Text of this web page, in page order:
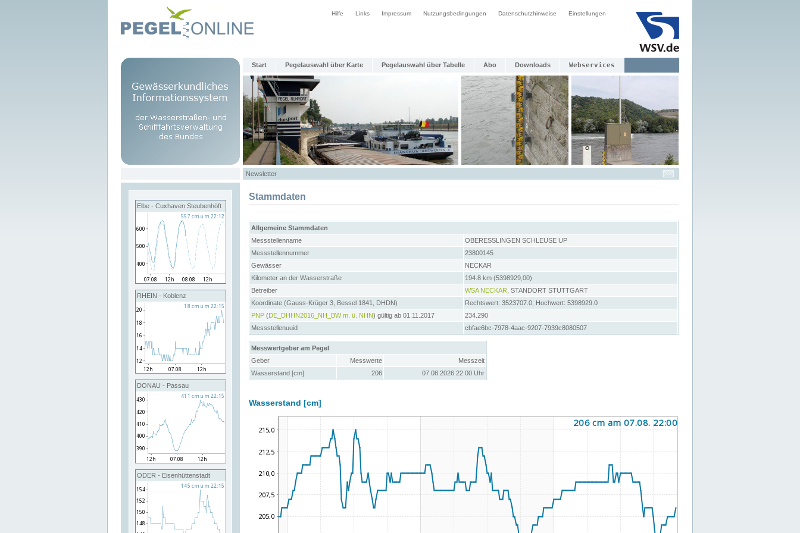
Hilfe Links Impressum Nutzungsbedingungen Datenschutzhinweise Einstellungen
Start Pegelauswahl über Karte Pegelauswahl über Tabelle Abo Downloads Webservices
Newsletter
Elbe - Cuxhaven Steubenhöft
RHEIN - Koblenz
DONAU - Passau
ODER - Eisenhüttenstadt
Stammdaten
Allgemeine Stammdaten
Messstellenname
OBERESSLINGEN SCHLEUSE UP
Messstellennummer
23800145
Gewässer
NECKAR
Kilometer an der Wasserstraße
194.8 km (5398929,00)
Betreiber
WSA NECKAR , STANDORT STUTTGART
Koordinate (Gauss-Krüger 3, Bessel 1841, DHDN)
Rechtswert: 3523707.0; Hochwert: 5398929.0
PNP (DE_DHHN2016_NH_BW m. ü. NHN) gültig ab 01.11.2017
234.290
Messstellenuuid
cbfae6bc-7978-4aac-9207-7939c8080507
Messwertgeber am Pegel
Geber
Messwerte
Messzeit
Wasserstand [cm]
206 07.08.2026 22:00 Uhr
Wasserstand [cm]